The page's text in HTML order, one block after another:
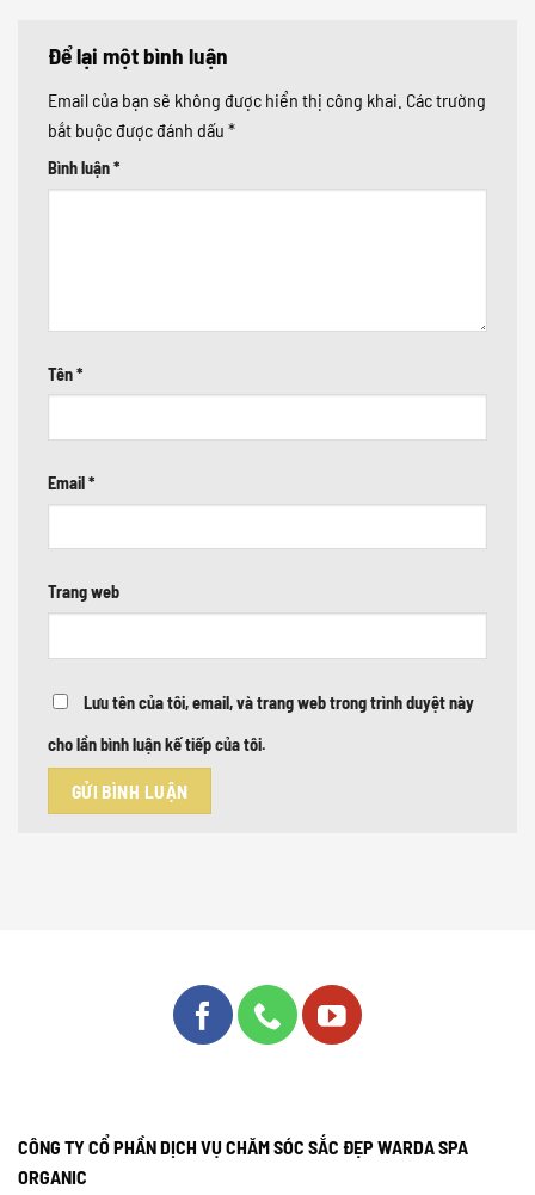
Để lại một bình luận
Email của bạn sẽ không được hiển thị công khai. Các trường
bắt buộc được đánh dấu *
Bình luận*
Tên*
Email*
Trang web
Lưu tên của tôi, email, và trang web trong trình duyệt này
cho lần bình luận kế tiếp của tôi.
CÔNG TY CỔ PHẦN DỊCH VỤ CHĂM SÓC SẮC ĐẸP WARDA SPA
ORGANIC